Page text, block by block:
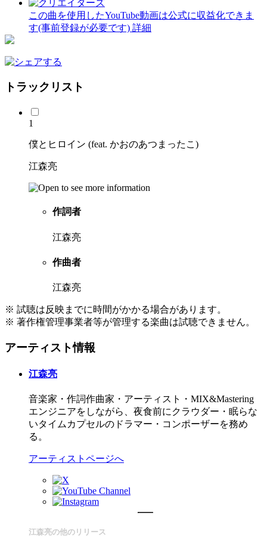
この曲を使用したYouTube動画は公式に収益化できま
す(事前登録が必要です) 詳細
トラックリスト
1
僕とヒロイン (feat. かおのあつまったこ)
江森亮
作詞者
江森亮
作曲者
江森亮
※ 試聴は反映までに時間がかかる場合があります。
※ 著作権管理事業者等が管理する楽曲は試聴できません。
アーティスト情報
江森亮
音楽家・作詞作曲家・アーティスト・MIX&Mastering
エンジニアをしながら、夜食前にクラウダー・眠らな
いタイムカプセルのドラマー・コンポーザーを務め
る。
アーティストページへ
江森亮の他のリリース